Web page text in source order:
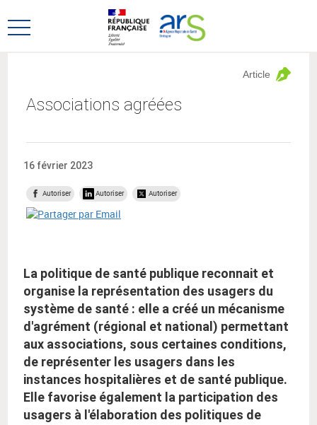
au
menu
au
contenu
Ouvrir
Associations agréées
Article
16 février 2023
Autoriser Autoriser Autoriser
La politique de santé publique reconnait et
organise la représentation des usagers du
système de santé : elle a créé un mécanisme
d'agrément (régional et national) permettant
aux associations, sous certaines conditions,
de représenter les usagers dans les
instances hospitalières et de santé publique.
Elle favorise également la participation des
usagers à l'élaboration des politiques de